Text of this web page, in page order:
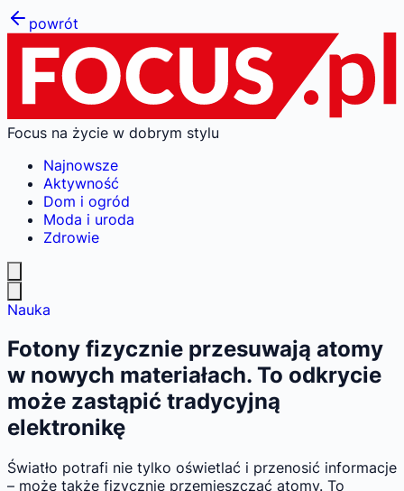
powrót
Focus na życie w dobrym stylu
Najnowsze
Aktywność
Dom i ogród
Moda i uroda
Zdrowie
Nauka
Fotony fizycznie przesuwają atomy
w nowych materiałach. To odkrycie
może zastąpić tradycyjną
elektronikę
Światło potrafi nie tylko oświetlać i przenosić informacje
– może także fizycznie przemieszczać atomy. To